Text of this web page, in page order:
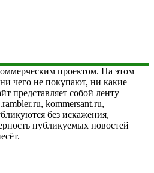
проектом. На этом
чего не покупают, ни какие
представляет собой ленту
kommersant.ru,
без искажения,
публикуемых новостей